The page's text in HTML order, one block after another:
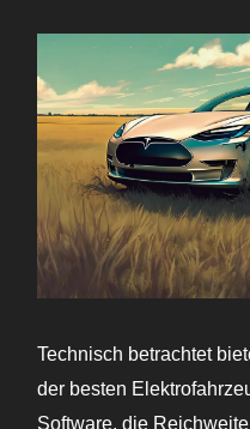
Technisch betrachtet
der besten
Software, die